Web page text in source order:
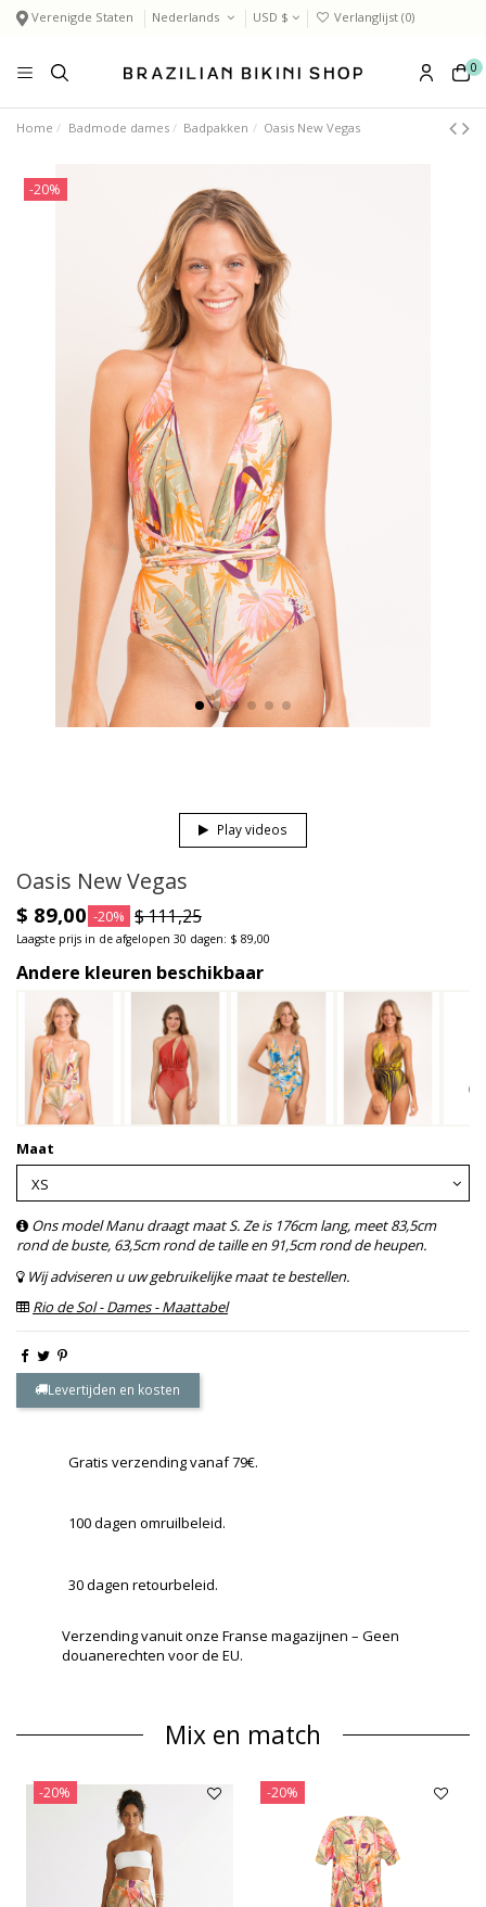
Verenigde Staten Nederlands USD $ Verlanglijst (0)
0
Home Badmode dames Badpakken Oasis New Vegas
-20%
Play videos
Oasis New Vegas
$ 89,00 -20% $ 111,25
Laagste prijs in de afgelopen 30 dagen: $ 89,00
Andere kleuren beschikbaar
Maat
Ons model Manu draagt maat S. Ze is 176cm lang, meet 83,5cm
rond de buste, 63,5cm rond de taille en 91,5cm rond de heupen.
Wij adviseren u uw gebruikelijke maat te bestellen.
Rio de Sol - Dames - Maattabel
Levertijden en kosten
Gratis verzending vanaf 79€.
100 dagen omruilbeleid.
30 dagen retourbeleid.
Verzending vanuit onze Franse magazijnen – Geen
douanerechten voor de EU.
Mix en match
-20% -20%